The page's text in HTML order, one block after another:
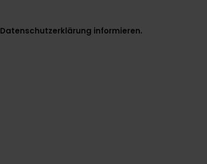
Datenschutzerklärung informieren.